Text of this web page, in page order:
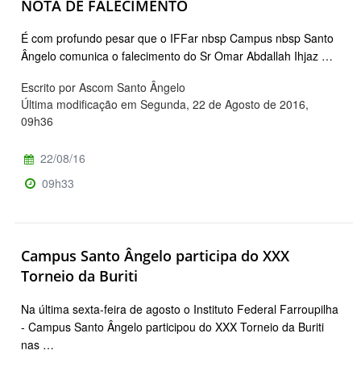
NOTA DE FALECIMENTO
É com profundo pesar que o IFFar nbsp Campus nbsp Santo
Ângelo comunica o falecimento do Sr Omar Abdallah Ihjaz …
Escrito por Ascom Santo Ângelo
Última modificação em Segunda, 22 de Agosto de 2016,
09h36
22/08/16
09h33
Campus Santo Ângelo participa do XXX
Torneio da Buriti
Na última sexta-feira de agosto o Instituto Federal Farroupilha
- Campus Santo Ângelo participou do XXX Torneio da Buriti
nas …